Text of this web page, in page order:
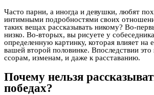
Часто парни, а иногда и девушки, любят
интимными подробностями своих
таких вещах рассказывать никому? Во-
низко. Во-вторых, вы рисуете у
определенную картинку, которая влияет на
вашей второй половинке. Впоследствии
ссорам, изменам, и даже к расставанию.
Почему нельзя
победах?